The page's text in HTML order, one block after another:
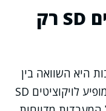
למה מופיע לויקוציטים SD רק
היא השוואה בין
שני דוחות ספירת דם, כאשר באחד מופיע לויקוציטים SD